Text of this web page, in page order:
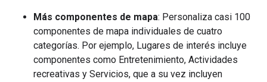
Más componentes de mapa: Personaliza casi 100
componentes de mapa individuales de cuatro
categorías. Por ejemplo, Lugares de interés incluye
componentes como Entretenimiento, Actividades
recreativas y Servicios, que a su vez incluyen